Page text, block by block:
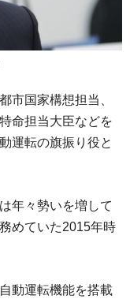
市国家構想担当、
命担当大臣などを
運転の旗振り役と
年々勢いを増して
めていた2015年時
動運転機能を搭載